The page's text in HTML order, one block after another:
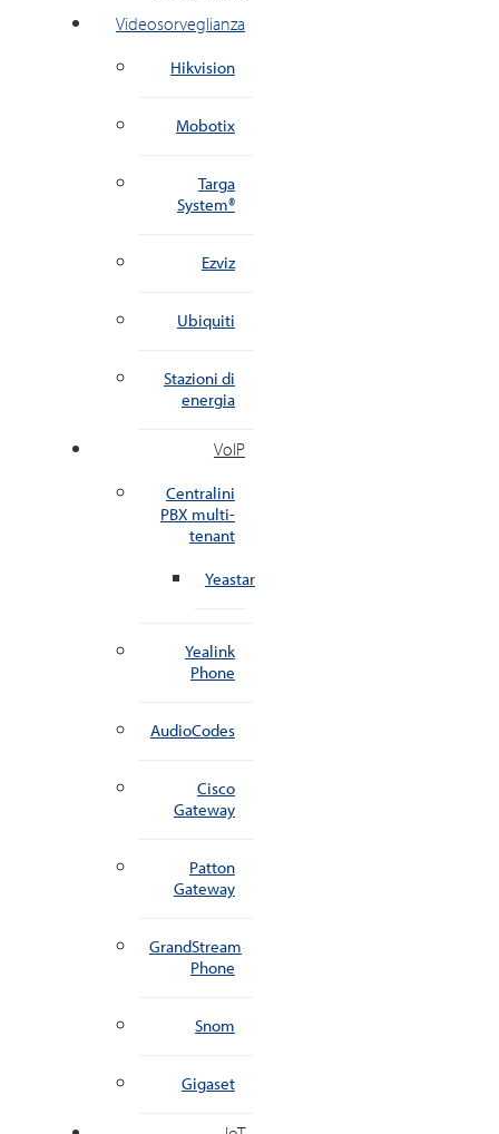
Videosorveglianza
Hikvision
Mobotix
Targa
System®
Ezviz
Ubiquiti
Stazioni di
energia
VoIP
Centralini
PBX multi-
tenant
Yeastar
Yealink
Phone
AudioCodes
Cisco
Gateway
Patton
Gateway
GrandStream
Phone
Snom
Gigaset